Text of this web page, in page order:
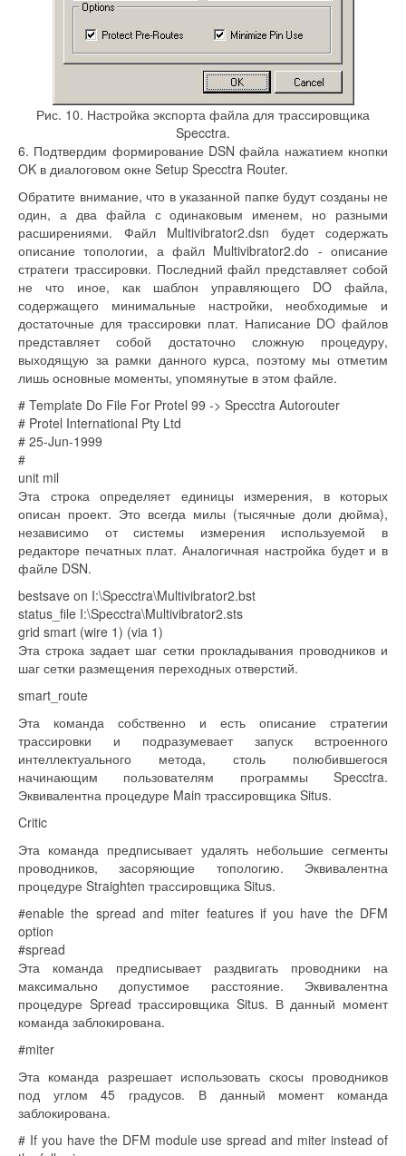
Рис. 10. Настройка экспорта файла для трассировщика
Specctra.
6. Подтвердим формирование DSN файла нажатием кнопки
OK в диалоговом окне Setup Specctra Router.
Обратите внимание, что в указанной папке будут созданы не
один, а два файла с одинаковым именем, но разными
расширениями. Файл Multivibrator2.dsn будет содержать
описание топологии, а файл Multivibrator2.do - описание
стратеги трассировки. Последний файл представляет собой
не что иное, как шаблон управляющего DO файла,
содержащего минимальные настройки, необходимые и
достаточные для трассировки плат. Написание DO файлов
представляет собой достаточно сложную процедуру,
выходящую за рамки данного курса, поэтому мы отметим
лишь основные моменты, упомянутые в этом файле.
# Template Do File For Protel 99 -> Specctra Autorouter
# Protel International Pty Ltd
# 25-Jun-1999
#
unit mil
Эта строка определяет единицы измерения, в которых
описан проект. Это всегда милы (тысячные доли дюйма),
независимо от системы измерения используемой в
редакторе печатных плат. Аналогичная настройка будет и в
файле DSN.
bestsave on I:\Specctra\Multivibrator2.bst
status_file I:\Specctra\Multivibrator2.sts
grid smart (wire 1) (via 1)
Эта строка задает шаг сетки прокладывания проводников и
шаг сетки размещения переходных отверстий.
smart_route
Эта команда собственно и есть описание стратегии
трассировки и подразумевает запуск встроенного
интеллектуального метода, столь полюбившегося
начинающим пользователям программы Specctra.
Эквивалентна процедуре Main трассировщика Situs.
Critic
Эта команда предписывает удалять небольшие сегменты
проводников, засоряющие топологию. Эквивалентна
процедуре Straighten трассировщика Situs.
#enable the spread and miter features if you have the DFM
option
#spread
Эта команда предписывает раздвигать проводники на
максимально допустимое расстояние. Эквивалентна
процедуре Spread трассировщика Situs. В данный момент
команда заблокирована.
#miter
Эта команда разрешает использовать скосы проводников
под углом 45 градусов. В данный момент команда
заблокирована.
# If you have the DFM module use spread and miter instead of